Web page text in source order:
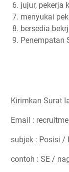
jujur, pekerja
menyukai
bersedia
Penempatan
Kirimkan Surat
Email :
subjek : Posisi /
contoh : SE /